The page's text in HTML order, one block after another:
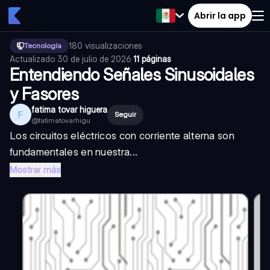
Abrir la app
Tecnología 180 visualizaciones·
Actualizado 30 de julio de 2026·11 páginas
Entendiendo Señales Sinusoidales
y Fasores
F fatima tovar higuera
@fatimatovarhigu
Seguir
Los circuitos eléctricos con corriente alterna son
fundamentales en nuestra...
Mostrar más